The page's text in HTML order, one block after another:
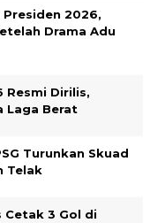
Presiden 2026,
Drama Adu
Resmi Dirilis,
Laga Berat
Turunkan Skuad
Telak
Cetak 3 Gol di